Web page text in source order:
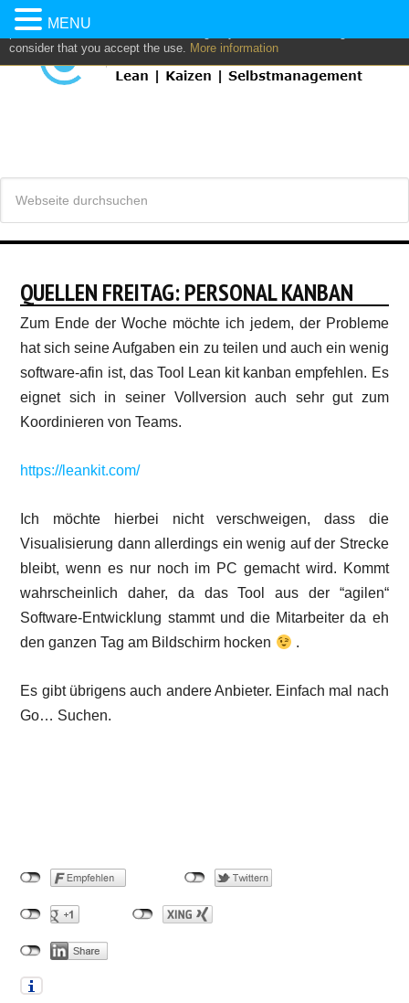
This website uses own and/or third parties cookies to: analyze,
personalize content and/or advertising. If you continue browsing, we
consider that you accept the use. More information
QUELLEN FREITAG: PERSONAL KANBAN
Zum Ende der Woche möchte ich jedem, der Probleme
hat sich seine Aufgaben ein zu teilen und auch ein wenig
software-afin ist, das Tool Lean kit kanban empfehlen. Es
eignet sich in seiner Vollversion auch sehr gut zum
Koordinieren von Teams.
https://leankit.com/
Ich möchte hierbei nicht verschweigen, dass die
Visualisierung dann allerdings ein wenig auf der Strecke
bleibt, wenn es nur noch im PC gemacht wird. Kommt
wahrscheinlich daher, da das Tool aus der “agilen“
Software-Entwicklung stammt und die Mitarbeiter da eh
den ganzen Tag am Bildschirm hocken
.
Es gibt übrigens auch andere Anbieter. Einfach mal nach
Go… Suchen.
MENU